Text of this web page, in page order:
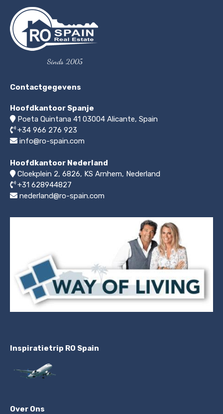
Sinds 2005
Contactgegevens
Hoofdkantoor Spanje
Poeta Quintana 41 03004 Alicante, Spain
+34 966 276 923
info@ro-spain.com
Hoofdkantoor Nederland
Cloekplein 2, 6826, KS Arnhem, Nederland
+31 628944827
nederland@ro-spain.com
Inspiratietrip RO Spain
Over Ons